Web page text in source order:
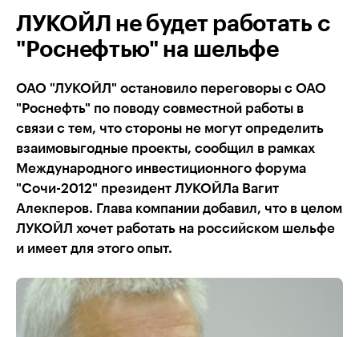
ЛУКОЙЛ не будет работать с
"Роснефтью" на шельфе
ОАО "ЛУКОЙЛ" остановило переговоры с ОАО
"Роснефть" по поводу совместной работы в
связи с тем, что стороны не могут определить
взаимовыгодные проекты, сообщил в рамках
Международного инвестиционного форума
"Сочи-2012" президент ЛУКОЙЛа Вагит
Алекперов. Глава компании добавил, что в целом
ЛУКОЙЛ хочет работать на российском шельфе
и имеет для этого опыт.